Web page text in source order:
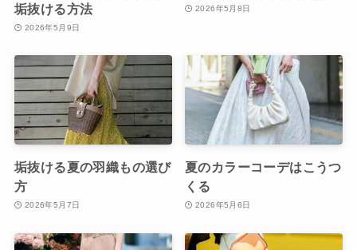
垢抜ける方法
2026年5月9日
2026年5月8日
垢抜ける夏の羽織もの選び
方
2026年5月7日
夏のカラーコーデはこうつ
くる
2026年5月6日